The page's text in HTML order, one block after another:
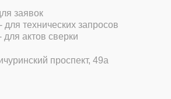
заявок
- для технических запросов
для актов сверки
проспект, 49а